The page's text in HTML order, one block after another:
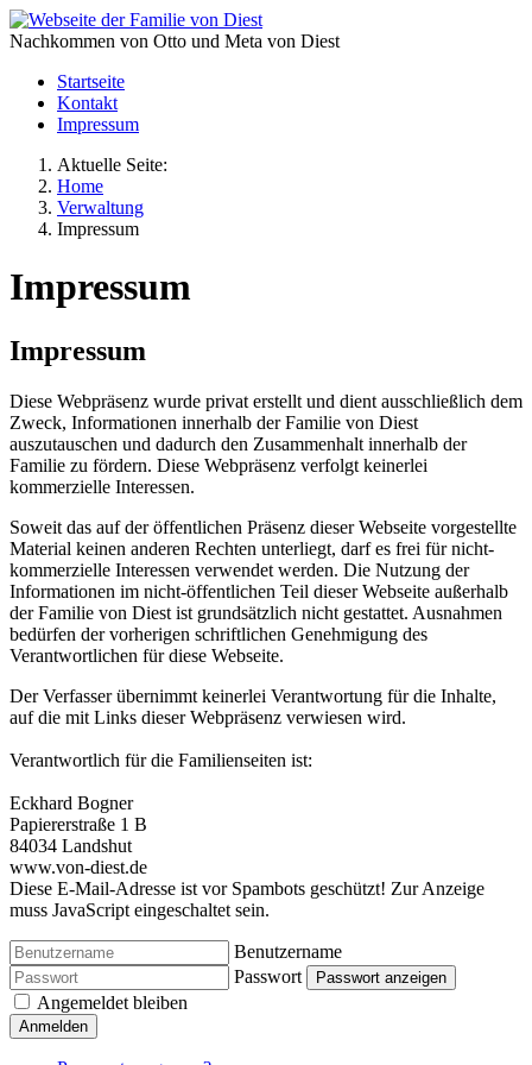
Nachkommen von Otto und Meta von Diest
Startseite
Kontakt
Impressum
Aktuelle Seite:
Home
Verwaltung
Impressum
Impressum
Impressum
Diese Webpräsenz wurde privat erstellt und dient ausschließlich dem
Zweck, Informationen innerhalb der Familie von Diest
auszutauschen und dadurch den Zusammenhalt innerhalb der
Familie zu fördern. Diese Webpräsenz verfolgt keinerlei
kommerzielle Interessen.
Soweit das auf der öffentlichen Präsenz dieser Webseite vorgestellte
Material keinen anderen Rechten unterliegt, darf es frei für nicht-
kommerzielle Interessen verwendet werden. Die Nutzung der
Informationen im nicht-öffentlichen Teil dieser Webseite außerhalb
der Familie von Diest ist grundsätzlich nicht gestattet. Ausnahmen
bedürfen der vorherigen schriftlichen Genehmigung des
Verantwortlichen für diese Webseite.
Der Verfasser übernimmt keinerlei Verantwortung für die Inhalte,
auf die mit Links dieser Webpräsenz verwiesen wird.
Verantwortlich für die Familienseiten ist:
Eckhard Bogner
Papiererstraße 1 B
84034 Landshut
www.von-diest.de
Diese E-Mail-Adresse ist vor Spambots geschützt! Zur Anzeige
muss JavaScript eingeschaltet sein.
Benutzername
Passwort
Passwort anzeigen
Angemeldet bleiben
Anmelden